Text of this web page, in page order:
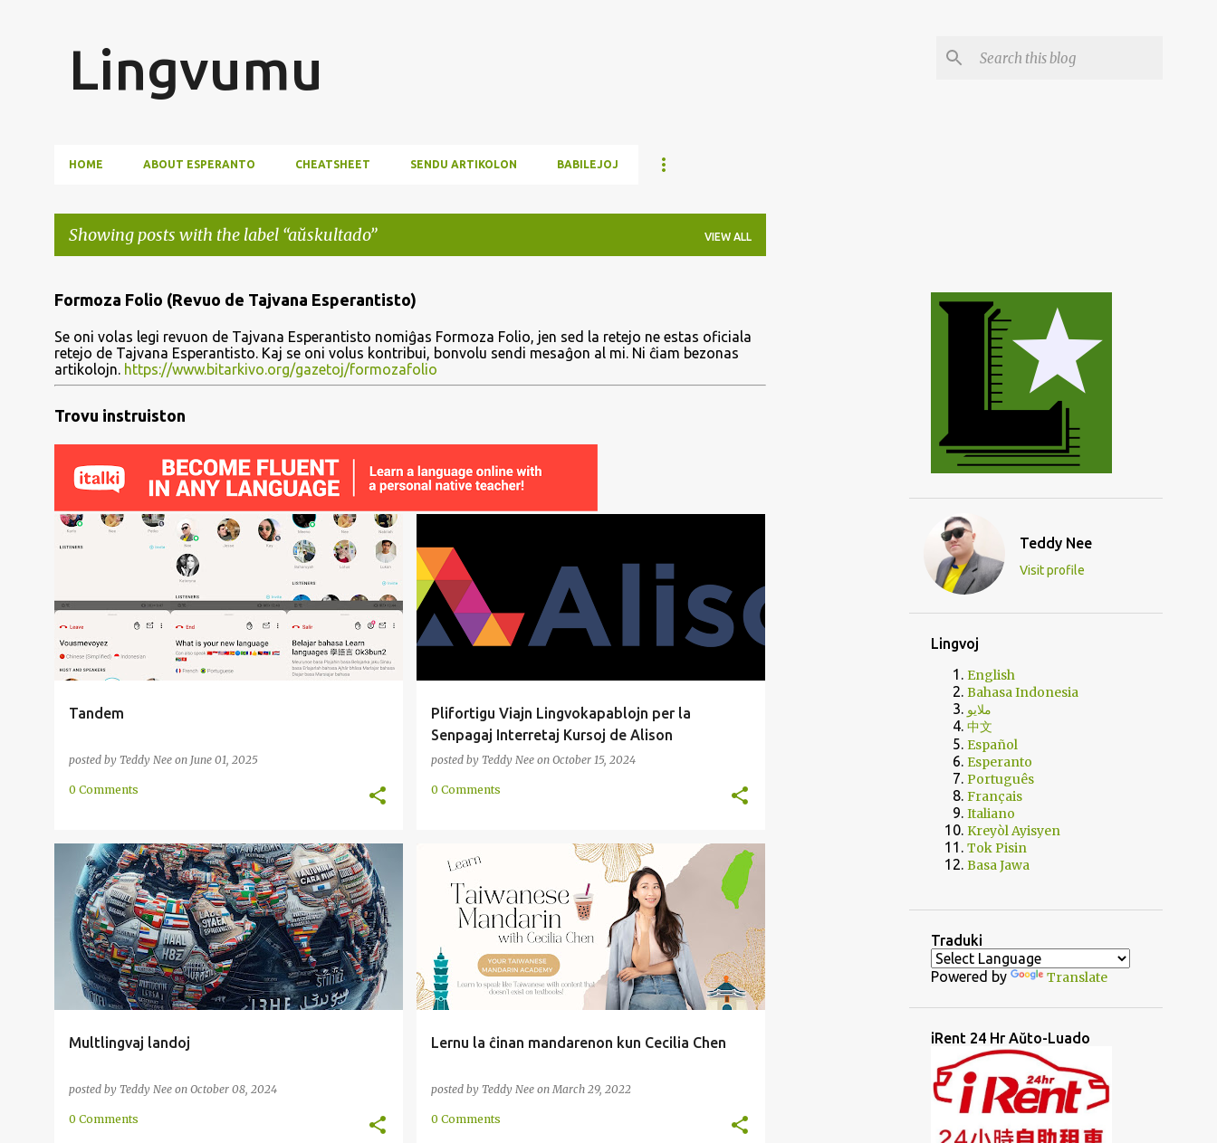
Lingvumu
HOME ABOUT ESPERANTO CHEATSHEET SENDU ARTIKOLON BABILEJOJ
Showing posts with the label aŭskultado VIEW ALL
P
o
s
t
Formoza Folio (Revuo de Tajvana Esperantisto)
Se oni volas legi revuon de Tajvana Esperantisto nomiĝas Formoza Folio, jen sed la retejo ne estas oficiala
retejo de Tajvana Esperantisto. Kaj se oni volus kontribui, bonvolu sendi mesaĝon al mi. Ni ĉiam bezonas
artikolojn. https://www.bitarkivo.org/gazetoj/formozafolio
Trovu instruiston
Tandem
posted by Teddy Nee on June 01, 2025
AŬSKULTADO INTERRETE LERNADO PAROLADO
0 Comments
Plifortigu Viajn Lingvokapablojn per la
Senpagaj Interretaj Kursoj de Alison
posted by Teddy Nee on October 15, 2024
ATESTILO
LEGADO PAROLADO
0 Comments
Multlingvaj landoj
posted by Teddy Nee on October 08, 2024
AŬSKULTADO ENKONDUKO LEGADO METODO
+
RETE
0 Comments
Lernu la ĉinan mandarenon kun Cecilia Chen
posted by Teddy Nee onMarch 29, 2022
AŬSKULTADO ĈINA FILMETO +
0 Comments
Teddy Nee
Visit profile
Lingvoj
English
Bahasa Indonesia
ملايو
中文
Español
Esperanto
Português
Français
Italiano
Kreyòl Ayisyen
Tok Pisin
Basa Jawa
Traduki
Powered by Translate
iRent 24 Hr Aŭto-Luado